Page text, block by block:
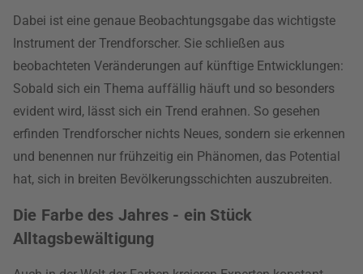
Dabei ist eine genaue Beobachtungsgabe das wichtigste
Instrument der Trendforscher. Sie schließen aus
beobachteten Veränderungen auf künftige Entwicklungen:
Sobald sich ein Thema auffällig häuft und so besonders
evident wird, lässt sich ein Trend erahnen. So gesehen
erfinden Trendforscher nichts Neues, sondern sie erkennen
und benennen nur frühzeitig ein Phänomen, das Potential
hat, sich in breiten Bevölkerungsschichten auszubreiten.
Die Farbe des Jahres - ein Stück
Alltagsbewältigung